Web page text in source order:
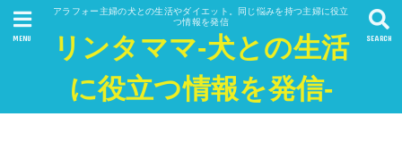
アラフォー主婦の犬との生活やダイエット。同じ悩みを持つ主婦に役立
つ情報を発信
リンタママ-犬との生活
に役立つ情報を発信-
SEARCH
MENU